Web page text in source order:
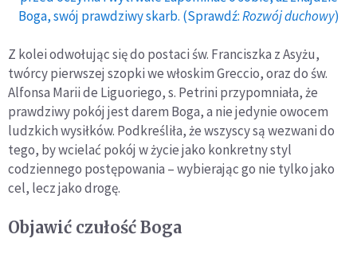
Boga, swój prawdziwy skarb. (Sprawdź:Rozwój duchowy)
Z kolei odwołując się do postaci św. Franciszka z Asyżu,
twórcy pierwszej szopki we włoskim Greccio, oraz do św.
Alfonsa Marii de Liguoriego, s. Petrini przypomniała, że
prawdziwy pokój jest darem Boga, a nie jedynie owocem
ludzkich wysiłków. Podkreśliła, że wszyscy są wezwani do
tego, by wcielać pokój w życie jako konkretny styl
codziennego postępowania – wybierając go nie tylko jako
cel, lecz jako drogę.
Objawić czułość Boga